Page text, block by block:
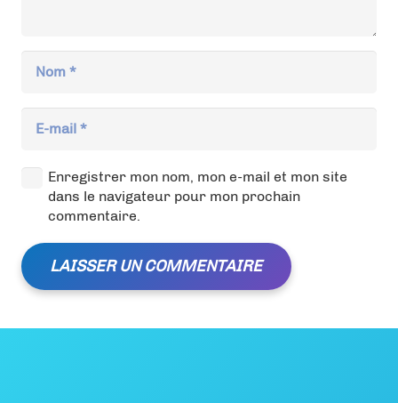
Enregistrer mon nom, mon e-mail et mon site
dans le navigateur pour mon prochain
commentaire.
LAISSER UN COMMENTAIRE